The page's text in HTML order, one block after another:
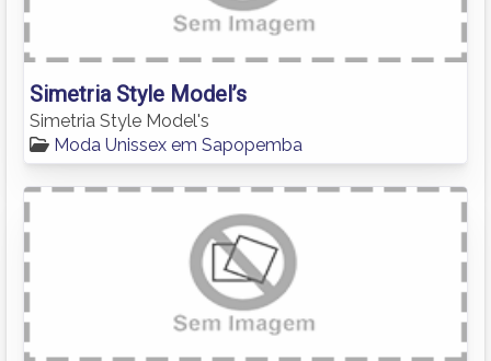
Simetria Style Model’s
Simetria Style Model's
Moda Unissex em Sapopemba